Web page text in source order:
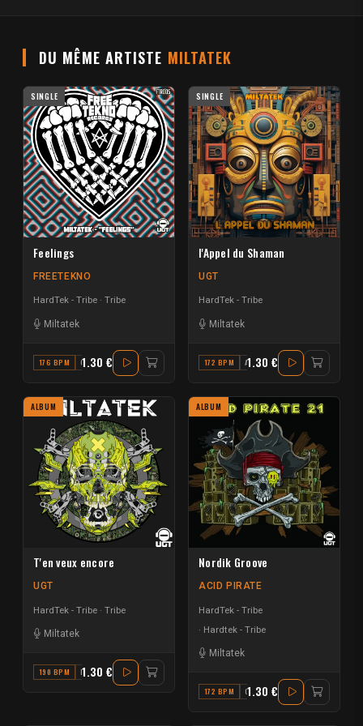
DU MÊME ARTISTE MILTATEK
SINGLE
Feelings
FREETEKNO
HardTek - Tribe Tribe
Miltatek
176 BPM G#1.30 €
SINGLE
l'Appel du Shaman
UGT
HardTek - Tribe
Miltatek
172 BPM A#1.30 €
ALBUM
T'en veux encore
UGT
HardTek - Tribe Tribe
Miltatek
190 BPM D1.30 €
ALBUM
Nordik Groove
ACID PIRATE
HardTek - Tribe
Hardtek - Tribe
Miltatek
172 BPM G1.30 €